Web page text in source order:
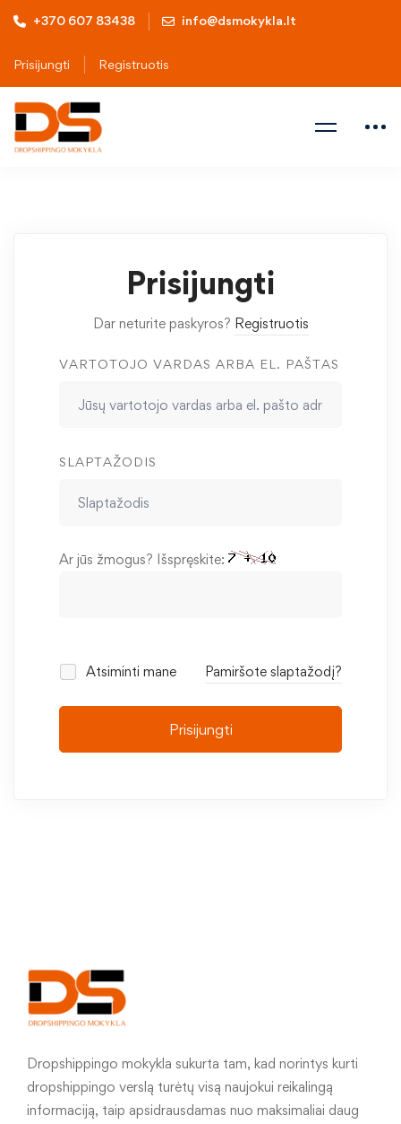
+370 607 83438 info@dsmokykla.lt
Prisijungti Registruotis
Prisijungti
Dar neturite paskyros? Registruotis
VARTOTOJO VARDAS ARBA EL. PAŠTAS
SLAPTAŽODIS
Ar jūs žmogus? Išspręskite:
Atsiminti mane Pamiršote slaptažodį?
Prisijungti
Dropshippingo mokykla sukurta tam, kad norintys kurti
dropshippingo verslą turėtų visą naujokui reikalingą
informaciją, taip apsidrausdamas nuo maksimaliai daug